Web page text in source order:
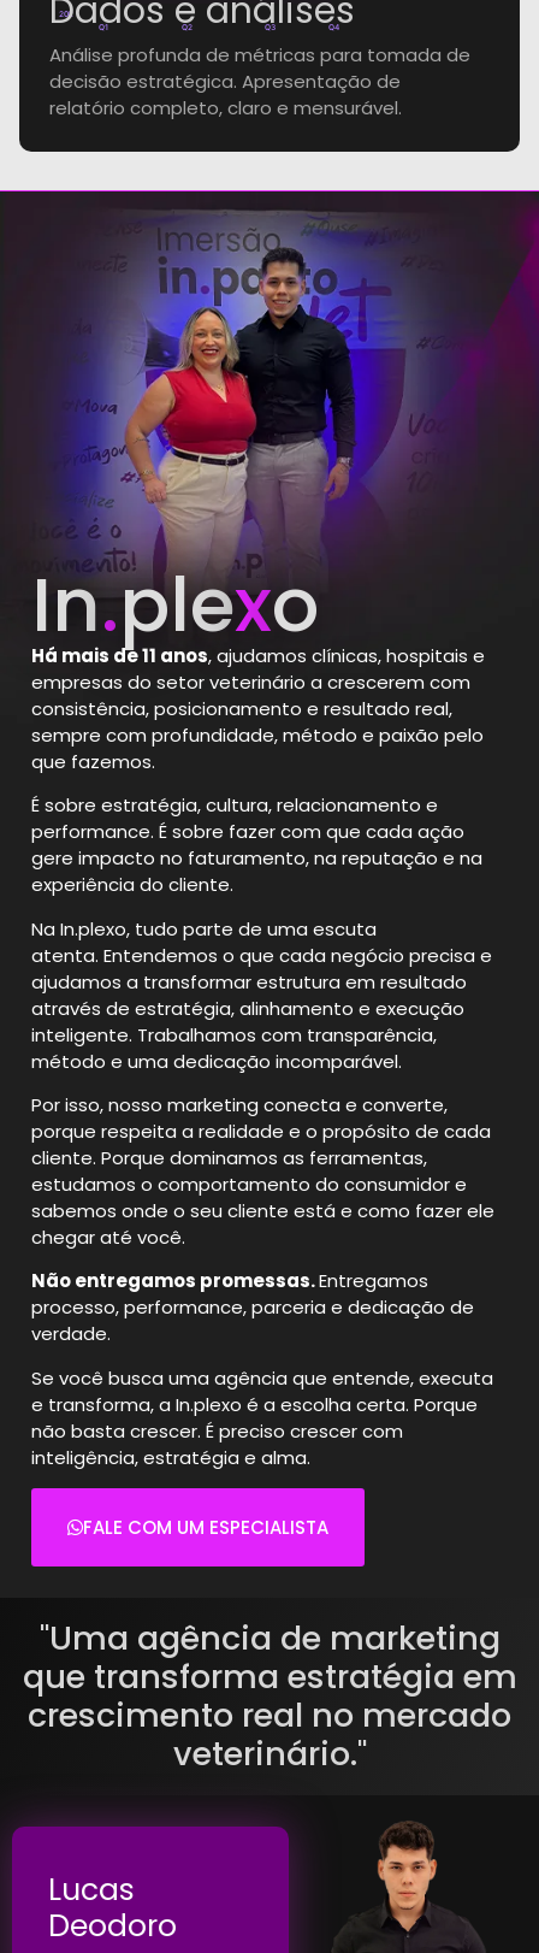
20k
Q1
Q2 Q3 Q4
Dados e análises
Análise profunda de métricas para tomada de
decisão estratégica. Apresentação de
relatório completo, claro e mensurável.
In.plexo
Há mais de 11 anos, ajudamos clínicas, hospitais e
empresas do setor veterinário a crescerem com
consistência, posicionamento e resultado real,
sempre com profundidade, método e paixão pelo
que fazemos.
É sobre estratégia, cultura, relacionamento e
performance. É sobre fazer com que cada ação
gere impacto no faturamento, na reputação e na
experiência do cliente.
Na In.plexo, tudo parte de uma escuta
atenta. Entendemos o que cada negócio precisa e
ajudamos a transformar estrutura em resultado
através de estratégia, alinhamento e execução
inteligente. Trabalhamos com transparência,
método e uma dedicação incomparável.
Por isso, nosso marketing conecta e converte,
porque respeita a realidade e o propósito de cada
cliente. Porque dominamos as ferramentas,
estudamos o comportamento do consumidor e
sabemos onde o seu cliente está e como fazer ele
chegar até você.
Não entregamos promessas.Entregamos
processo, performance, parceria e dedicação de
verdade.
Se você busca uma agência que entende, executa
e transforma, a In.plexo é a escolha certa. Porque
não basta crescer. É preciso crescer com
inteligência, estratégia e alma.
FALE COM UM ESPECIALISTA
"Uma agência de marketing
que transforma estratégia em
crescimento real no mercado
veterinário."
Lucas
Deodoro